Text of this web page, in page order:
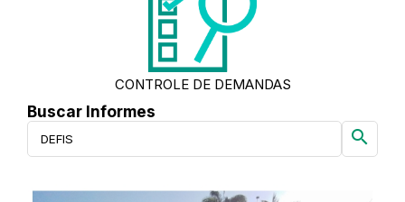
CONTROLE DE DEMANDAS
Buscar Informes
search